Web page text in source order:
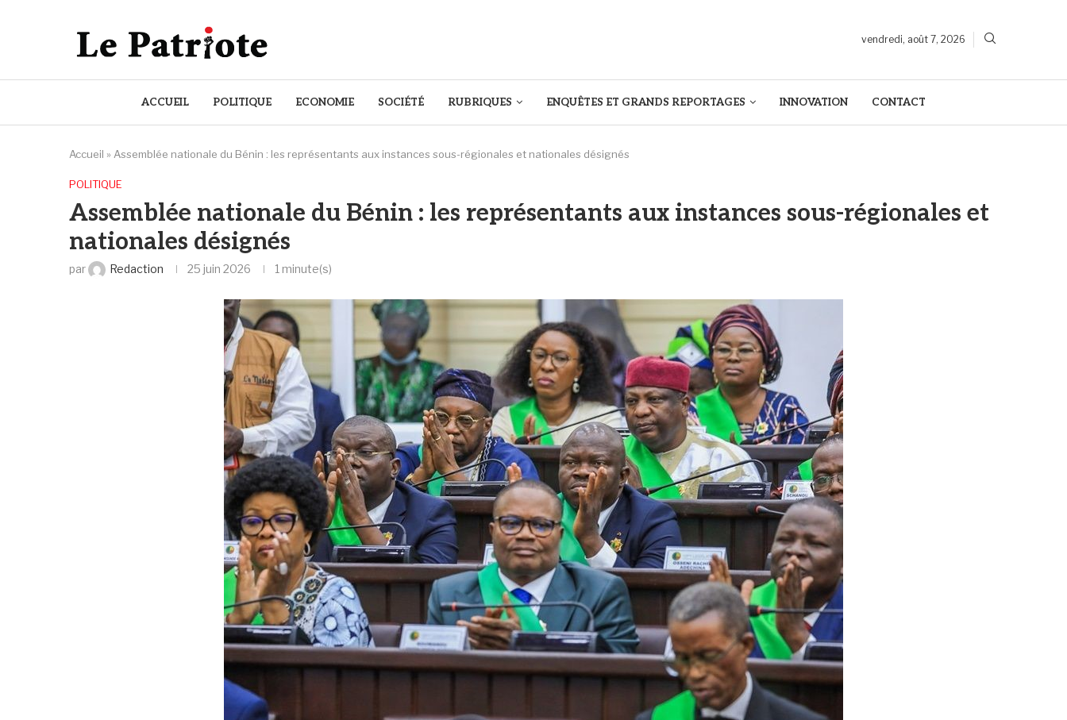
vendredi, août 7, 2026
ACCUEIL POLITIQUE ECONOMIE SOCIÉTÉ RUBRIQUES ENQUÊTES ET GRANDS REPORTAGES INNOVATION CONTACT
Accueil » Assemblée nationale du Bénin : les représentants aux instances sous-régionales et nationales désignés
POLITIQUE
Assemblée nationale du Bénin : les représentants aux instances sous-régionales et
nationales désignés
par Redaction 25 juin 2026 1 minute(s)